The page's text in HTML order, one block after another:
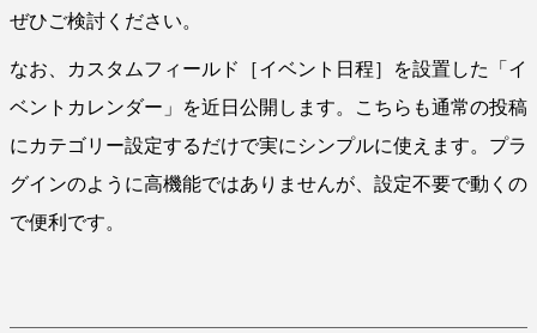
ぜひご検討ください。
なお、カスタムフィールド［イベント日程］を設置した「イ
ベントカレンダー」を近日公開します。こちらも通常の投稿
にカテゴリー設定するだけで実にシンプルに使えます。プラ
グインのように高機能ではありませんが、設定不要で動くの
で便利です。